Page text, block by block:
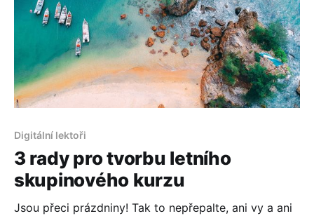
Digitální lektoři
3 rady pro tvorbu letního
skupinového kurzu
Jsou přeci prázdniny! Tak to nepřepalte, ani vy a ani